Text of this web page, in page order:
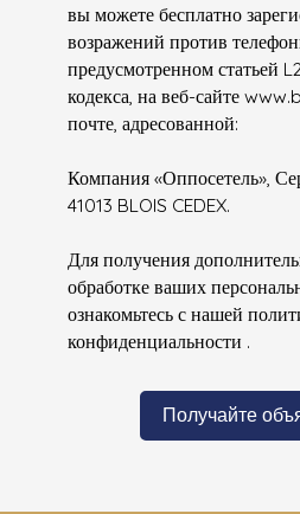
вы можете бесплатно
возражений против
предусмотренном статьей
кодекса, на веб-сайте
почте, адресованной:
Компания «Оппосетель»,
41013 BLOIS CEDEX.
Для получения
обработке ваших
ознакомьтесь с нашей
конфиденциальности .
Получайте